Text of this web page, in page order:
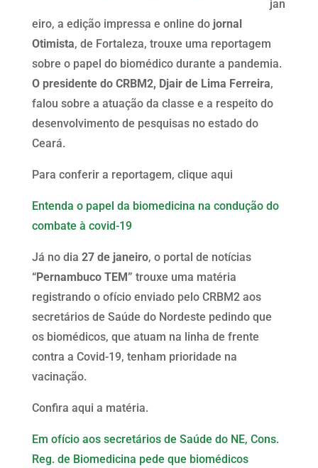
jan
eiro, a edição impressa e online dojornal
Otimista, de Fortaleza, trouxe uma reportagem
sobre o papel do biomédico durante a pandemia.
O presidente do CRBM2, Djair de Lima Ferreira,
falou sobre a atuação da classe e a respeito do
desenvolvimento de pesquisas no estado do
Ceará.
Para conferir a reportagem, clique aqui
Entenda o papel da biomedicina na condução do
combate à covid-19
Já no dia 27 de janeiro, o portal de notícias
“Pernambuco TEM” trouxe uma matéria
registrando o ofício enviado pelo CRBM2 aos
secretários de Saúde do Nordeste pedindo que
os biomédicos, que atuam na linha de frente
contra a Covid-19, tenham prioridade na
vacinação.
Confira aqui a matéria.
Em ofício aos secretários de Saúde do NE, Cons.
Reg. de Biomedicina pede que biomédicos